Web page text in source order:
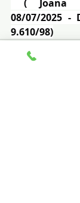
08/07/2025 -
9.610/98)